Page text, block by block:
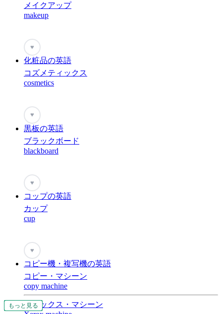
もっと見る
もっと見る
もっと見る
もっと見る
もっと見る
もっと見る
もっと見る
メイクアップ
makeup
♥
化粧品の英語
コズメティックス
cosmetics
もっと見る
♥
黒板の英語
ブラックボード
blackboard
♥
コップの英語
カップ
cup
♥
コピー機・複写機の英語
コピー・マシーン
copy machine
ゼロックス・マシーン
もっと見る
もっと見る
もっと見る
もっと見る
もっと見る
もっと見る
もっと見る
もっと見る
もっと見る
もっと見る
もっと見る
もっと見る
もっと見る
もっと見る
もっと見る
もっと見る
もっと見る
もっと見る
もっと見る
もっと見る
もっと見る
もっと見る